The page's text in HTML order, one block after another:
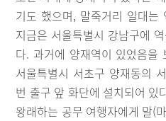
기도 했으며, 말죽거리 일대는
지금은 서울특별시 강남구에
다. 과거에 양재역이 있었음을
서울특별시 서초구 양재동의
번 출구 앞 화단에 설치되어 있
왕래하는 공무 여행자에게 말(